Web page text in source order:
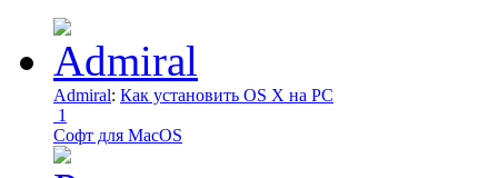
Admiral: Как установить OS X на PC
1
Софт для MacOS